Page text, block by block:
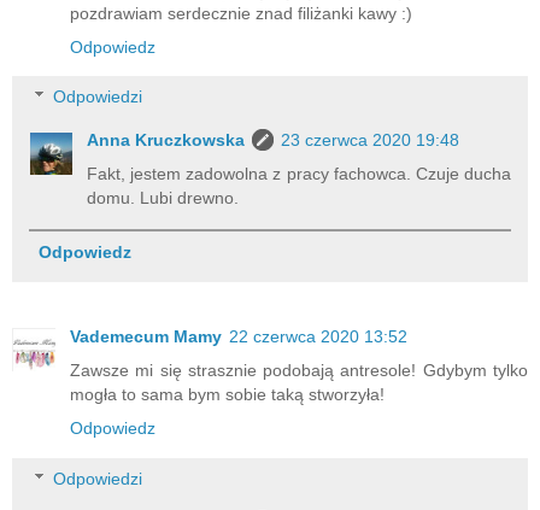
pozdrawiam serdecznie znad filiżanki kawy :)
Odpowiedz
Odpowiedzi
Anna Kruczkowska
23 czerwca 2020 19:48
Fakt, jestem zadowolna z pracy fachowca. Czuje ducha
domu. Lubi drewno.
Odpowiedz
Vademecum Mamy 22 czerwca 2020 13:52
Zawsze mi się strasznie podobają antresole! Gdybym tylko
mogła to sama bym sobie taką stworzyła!
Odpowiedz
Odpowiedzi